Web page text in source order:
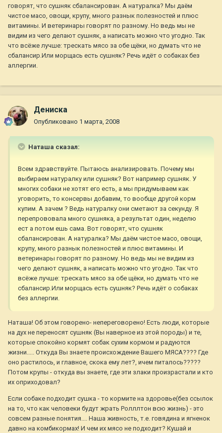
говорят, что сушняк сбалансирован. А натуралка? Мы даём
чистое масо, овощи, крупу, много разнык полезностей и плюс
витамины. И ветеринары говорят по разному. Но ведь мы не
видим из чего делают сушняк, а написать можно что угодно. Так
что всёже лучше: трескать мясо за обе щёки, но думать что не
сбалансир.Или морщась есть сушняк? Речь идёт о собаках без
аллергии.
Дениска
Опубликовано 1 марта, 2008
Наташа сказал:
Всем здравствуйте. Пытаюсь анализировать. Почему мы
выбираем натуралку или сушняк? Вот например сушняк. У
многих собаки не хотят его есть, а мы придумываем как
уговорить, то консервы добавим, то вообще другой корм
купим. А зачем ? Ведь натуралку они сметают за секунду. Я
перепрововала много сушняка, а результат один, неделю
ест а потом ешь сама. Вот говорят, что сушняк
сбалансирован. А натуралка? Мы даём чистое масо, овощи,
крупу, много разнык полезностей и плюс витамины. И
ветеринары говорят по разному. Но ведь мы не видим из
чего делают сушняк, а написать можно что угодно. Так что
всёже лучше: трескать мясо за обе щёки, но думать что не
сбалансир.Или морщась есть сушняк? Речь идёт о собаках
без аллергии.
Наташа! Об этом говорено- непереговорено! Есть люди, которые
на дух не переносят сушняк (Вы наверное из этой породы) и те,
которые спокойно кормят собак сухим кормом и радуются
жизни..... Откуда Вы знаете происхождение Вашего МЯСА???? Где
оно растилось, и главное, скока ему лет?, ичем питалось?????
Потом крупы - откуда вы знаете, где эти злаки произрастали и кто
их оприходовал?
Если собаке подходит сушка - то кормите на здоровье(без ссылок
на то, что как человеки будут жрать Ролллтон всю жизнь) - это
совсем разные понятия.... Наша живность, т.е. говядина и ягненок
давно на комбикормах! И чем их мясо не подходит? Кушай и